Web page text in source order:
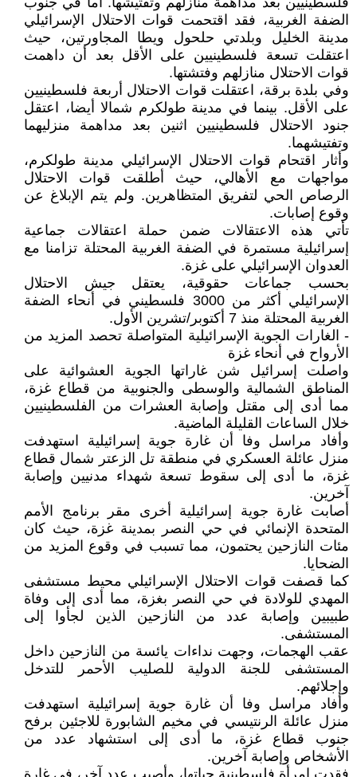
الضفة الغربية، فقد اقتحمت قوات الاحتلال الإسرائيلي
مدينة الخليل وبلدتي حلحول ويطا المجاورتين، حيث
اعتقلت تسعة فلسطينيين على الأقل بعد أن داهمت
قوات الاحتلال منازلهم وفتشتها.
وفي بلدة برقة، اعتقلت قوات الاحتلال أربعة فلسطينيين
على الأقل. بينما في مدينة طولكرم شمالا أيضا، اعتقل
جنود الاحتلال فلسطينيين اثنين بعد مداهمة منزليهما
وتفتيشهما.
وأثار اقتحام قوات الاحتلال الإسرائيلي مدينة طولكرم،
مواجهات مع الأهالي، حيث أطلقت قوات الاحتلال
الرصاص الحي لتفريق المتظاهرين. ولم يتم الإبلاغ عن
وقوع إصابات.
تأتي هذه الاعتقالات ضمن حملة اعتقالات جماعية
إسرائيلية مستمرة في الضفة الغربية المحتلة تزامنا مع
العدوان الإسرائيلي على غزة.
بحسب جماعات حقوقية، يعتقل جيش الاحتلال
الإسرائيلي أكثر من 3000 فلسطيني في أنحاء الضفة
الغربية المحتلة منذ 7 أكتوبر/تشرين الأول.
- الغارات الجوية الإسرائيلية المتواصلة تحصد المزيد من
الأرواح في أنحاء غزة
واصلت إسرائيل شن غاراتها الجوية العشوائية على
المناطق الشمالية والوسطى والجنوبية من قطاع غزة،
مما أدى إلى مقتل وإصابة العشرات من الفلسطينيين
خلال الساعات القليلة الماضية.
وأفاد مراسل وفا أن غارة جوية إسرائيلية استهدفت
منزل عائلة العسكري في منطقة تل الزعتر شمال قطاع
غزة، ما أدى إلى سقوط تسعة شهداء مدنيين وإصابة
آخرين.
أصابت غارة جوية إسرائيلية أخرى مقر برنامج الأمم
المتحدة الإنمائي في حي النصر بمدينة غزة، حيث كان
مئات النازحين يحتمون، مما تسبب في وقوع المزيد من
الضحايا.
كما قصفت قوات الاحتلال الإسرائيلي محيط مستشفى
المهدي للولادة في حي النصر بغزة، مما أدى إلى وفاة
طبيبين وإصابة عدد من النازحين الذين لجأوا إلى
المستشفى.
عقب الهجمات، وجهت نداءات يائسة من النازحين داخل
المستشفى للجنة الدولية للصليب الأحمر للتدخل
وإجلائهم.
وأفاد مراسل وفا أن غارة جوية إسرائيلية استهدفت
منزل عائلة الرنتيسي في مخيم الشابورة للاجئين برفح
جنوب قطاع غزة، ما أدى إلى استشهاد عدد من
الأشخاص وإصابة آخرين.